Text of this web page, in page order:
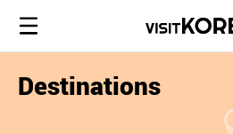
Destinations